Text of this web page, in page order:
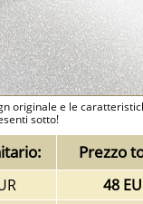
originale e le
sotto!
Prezzo
48